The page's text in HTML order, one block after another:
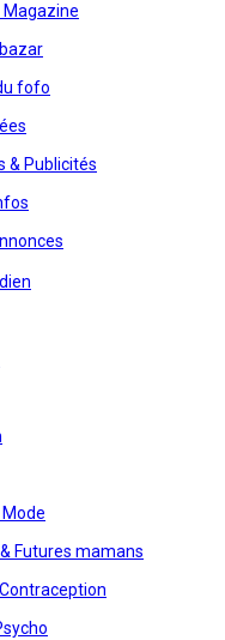
Magazine
fofo
& Publicités
Futures mamans